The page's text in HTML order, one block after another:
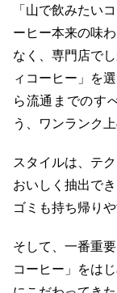
「山で飲みたい
ーヒー本来の味
なく、専門店で
ィコーヒー」を
ら流通までのす
う、ワンランク
スタイルは、テ
おいしく抽出で
ゴミも持ち帰り
そして、一番重
コーヒー」をは